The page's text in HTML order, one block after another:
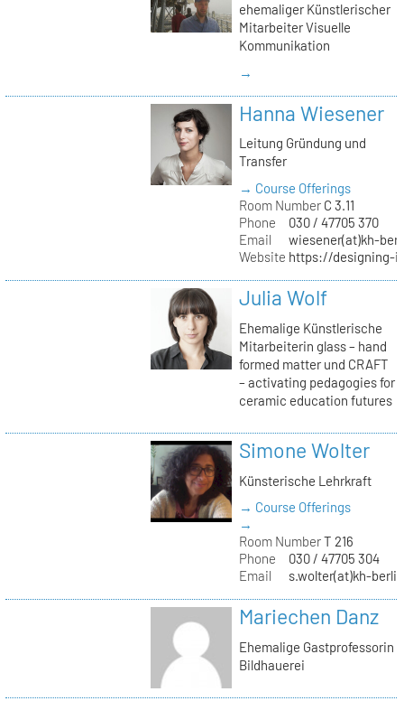
ehemaliger Künstlerischer
Mitarbeiter Visuelle
Kommunikation
→
Hanna Wiesener
Leitung Gründung und
Transfer
→ Course Offerings
Room NumberC 3.11
Phone
030 / 47705 370
Email
wiesener(at)kh-
Website https://designing-
Julia Wolf
Ehemalige Künstlerische
Mitarbeiterin glass – hand
formed matter und CRAFT
– activating pedagogies for
ceramic education futures
Simone Wolter
Künsterische Lehrkraft
→ Course Offerings
→
Room NumberT 216
Phone
030 / 47705 304
Email
s.wolter(at)kh-
Mariechen Danz
Ehemalige Gastprofessorin
Bildhauerei